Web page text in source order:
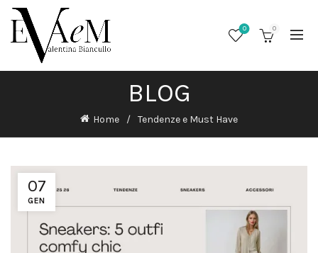
0 0
BLOG
Home Tendenze e Must Have
07
GEN